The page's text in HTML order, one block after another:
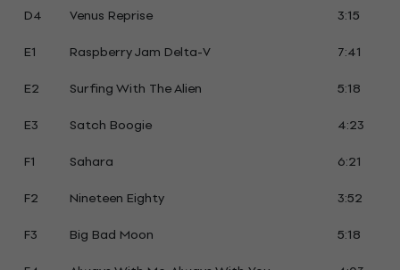
D4
Venus Reprise
3:15
E1
Raspberry Jam Delta-V
7:41
E2
Surfing With The Alien
5:18
E3
Satch Boogie
4:23
F1
Sahara
6:21
F2
Nineteen Eighty
3:52
F3
Big Bad Moon
5:18